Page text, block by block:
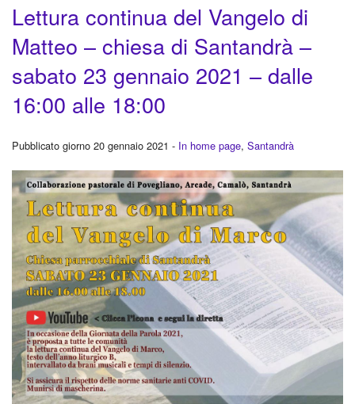
Arcade
Povegliano
Camalò
Santandrà
Animatori Liturgici
Chierichetti e Ancelle
Lettura continua del Vangelo di
Matteo – chiesa di Santandrà –
sabato 23 gennaio 2021 – dalle
16:00 alle 18:00
Pubblicato giorno 20 gennaio 2021 - In home page, Santandrà